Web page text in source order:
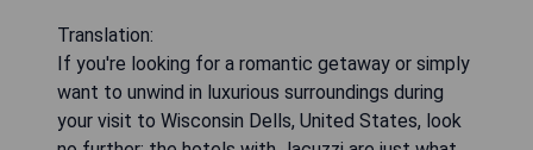
Translation:
If you're looking for a romantic getaway or simply
want to unwind in luxurious surroundings during
your visit to Wisconsin Dells, United States, look